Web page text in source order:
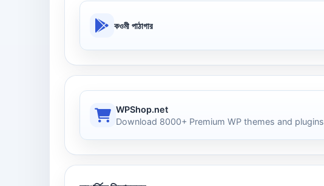
কওমী পাঠাগার
WPShop.net
Download 8000+ Premium WP themes and plugins